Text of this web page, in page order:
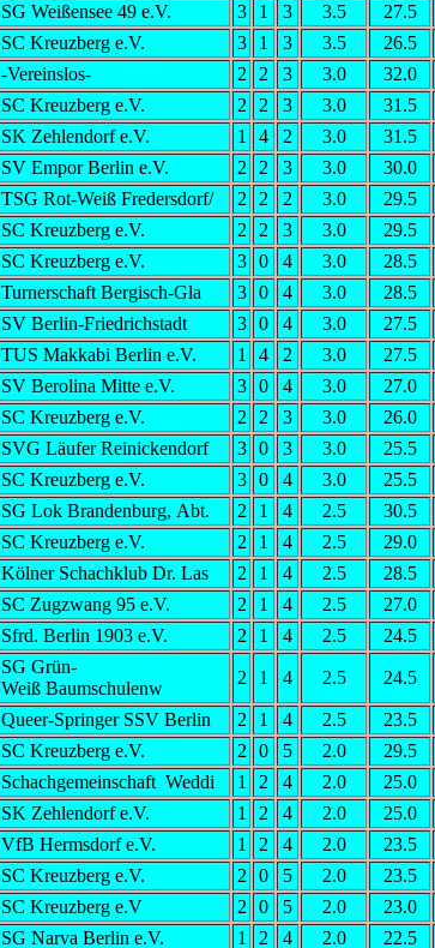
SG Weißensee 49 e.V. 3 1 3 3.5 27.5
SC Kreuzberg e.V. 3 1 3 3.5 26.5
-Vereinslos- 2 2 3 3.0 32.0
SC Kreuzberg e.V. 2 2 3 3.0 31.5
SK Zehlendorf e.V. 1 4 2 3.0 31.5
SV Empor Berlin e.V. 2 2 3 3.0 30.0
TSG Rot-Weiß Fredersdorf/ 2 2 2 3.0 29.5
SC Kreuzberg e.V. 2 2 3 3.0 29.5
SC Kreuzberg e.V. 3 0 4 3.0 28.5
Turnerschaft Bergisch-Gla 3 0 4 3.0 28.5
SV Berlin-Friedrichstadt 3 0 4 3.0 27.5
TUS Makkabi Berlin e.V. 1 4 2 3.0 27.5
SV Berolina Mitte e.V. 3 0 4 3.0 27.0
SC Kreuzberg e.V. 2 2 3 3.0 26.0
SVG Läufer Reinickendorf 3 0 3 3.0 25.5
SC Kreuzberg e.V. 3 0 4 3.0 25.5
SG Lok Brandenburg, Abt. 2 1 4 2.5 30.5
SC Kreuzberg e.V. 2 1 4 2.5 29.0
Kölner Schachklub Dr. Las 2 1 4 2.5 28.5
SC Zugzwang 95 e.V. 2 1 4 2.5 27.0
Sfrd. Berlin 1903 e.V. 2 1 4 2.5 24.5
SG Grün-
Weiß Baumschulenw
2 1 4 2.5 24.5
Queer-Springer SSV Berlin 2 1 4 2.5 23.5
SC Kreuzberg e.V. 2 0 5 2.0 29.5
Schachgemeinschaft Weddi 1 2 4 2.0 25.0
SK Zehlendorf e.V. 1 2 4 2.0 25.0
VfB Hermsdorf e.V. 1 2 4 2.0 23.5
SC Kreuzberg e.V. 2 0 5 2.0 23.5
SC Kreuzberg e.V 2 0 5 2.0 23.0
SG Narva Berlin e.V. 1 2 4 2.0 22.5